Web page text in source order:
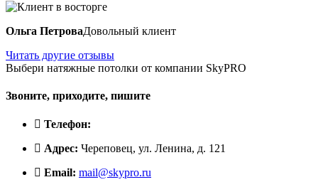
Ольга ПетроваДовольный клиент
Читать другие отзывы
Выбери натяжные потолки от компании SkyPRO
Звоните, приходите, пишите
Телефон:
Адрес: Череповец, ул. Ленина, д. 121
Email: mail@skypro.ru